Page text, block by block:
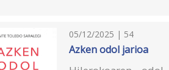
05/12/2025 | 54
Azken odol jarioa